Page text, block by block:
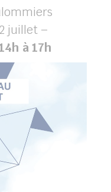
juillet –
à 17h